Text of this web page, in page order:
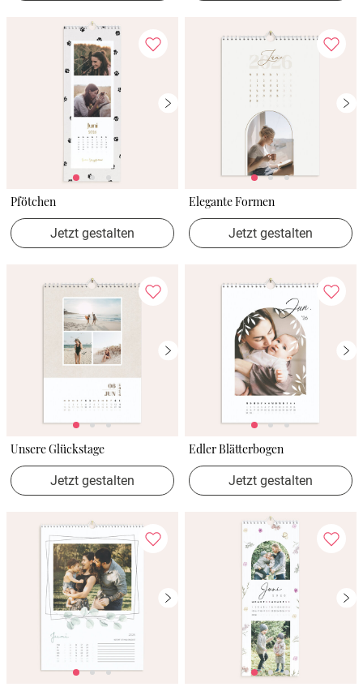
Pfötchen
Jetzt gestalten
Elegante Formen
Jetzt gestalten
Unsere Glückstage
Jetzt gestalten
Edler Blätterbogen
Jetzt gestalten